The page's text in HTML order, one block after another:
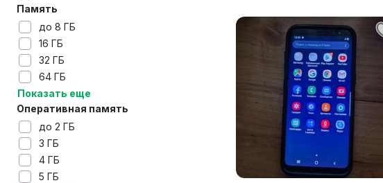
Память
до 8 ГБ
16 ГБ
32 ГБ
64 ГБ
Показать еще
Оперативная память
до 2 ГБ
3 ГБ
4 ГБ
5 ГБ